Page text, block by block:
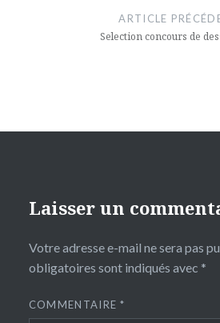
ARTICLE
Selection concours de
Laisser un
Votre adresse e-mail ne sera pas
obligatoires sont indiqués avec *
COMMENTAIRE*